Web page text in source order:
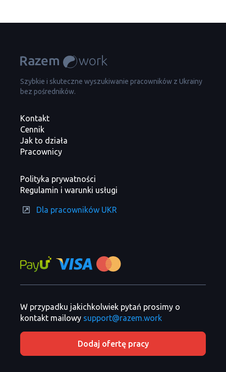
Szybkie i skuteczne wyszukiwanie pracowników z Ukrainy
bez pośredników.
Kontakt
Cennik
Jak to działa
Pracownicy
Polityka prywatności
Regulamin i warunki usługi
Dla pracowników UKR
W przypadku jakichkolwiek pytań prosimy o
kontakt mailowy support@razem.work
Dodaj ofertę pracy